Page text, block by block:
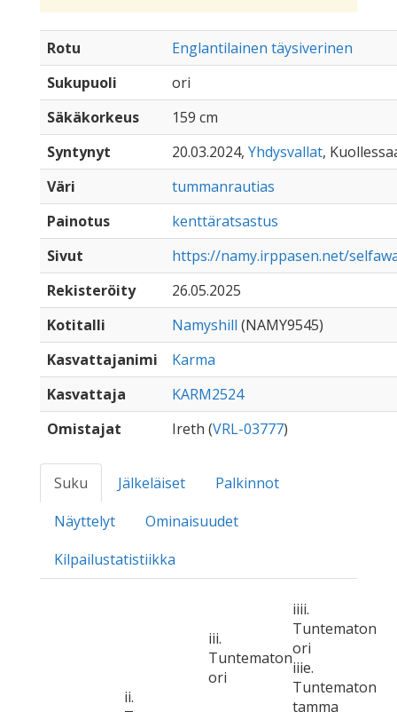
Rotu
Englantilainen täysiverinen
Sukupuoli
ori
Säkäkorkeus
159 cm
Syntynyt
20.03.2024, Yhdysvallat,
Väri
tummanrautias
Painotus
kenttäratsastus
Sivut
https://namy.irppasen.net/
Rekisteröity
26.05.2025
Kotitalli
Namyshill (NAMY9545)
Kasvattajanimi
Karma
Kasvattaja
KARM2524
Omistajat
Ireth (VRL-03777)
Suku Jälkeläiset
Palkinnot
Näyttelyt
Ominaisuudet
Kilpailustatistiikka
ii.
iii.
Tuntematon
ori
iiii.
Tuntematon
ori
iiie.
Tuntematon
tamma